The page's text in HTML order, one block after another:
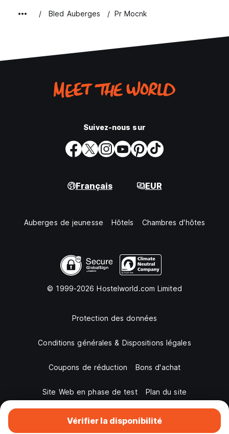
Vérifier la disponibilité
Bled Auberges Pr Mocnk
Suivez-nous sur
Français EUR
Auberges de jeunesse Hôtels Chambres d'hôtes
© 1999-2026 Hostelworld.com Limited
Protection des données
Conditions générales & Dispositions légales
Coupons de réduction Bons d'achat
Site Web en phase de test Plan du site